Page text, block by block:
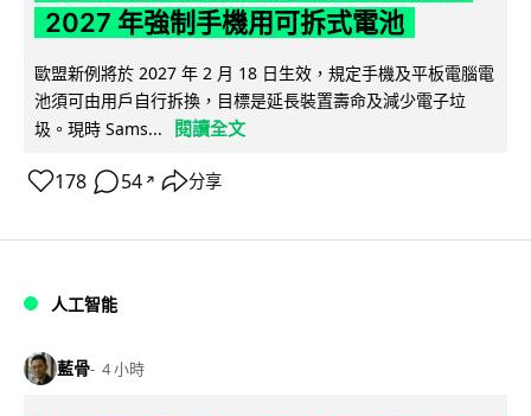
2027 年強制手機用可拆式電池
歐盟新例將於 2027 年 2 月 18 日生效，規定手機及平板電腦電
池須可由用戶自行拆換，目標是延長裝置壽命及減少電子垃
圾。現時 Sams...
閱讀全文
178 54 ↗ 分享
人工智能
藍骨 4 小時